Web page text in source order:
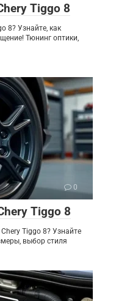
Tiggo 8
8? Узнайте, как
Тюнинг оптики,
0
Tiggo 8
Tiggo 8? Узнайте
выбор стиля